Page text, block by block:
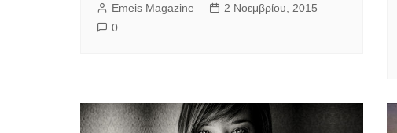
Emeis Magazine
2 Νοεμβρίου, 2015
0